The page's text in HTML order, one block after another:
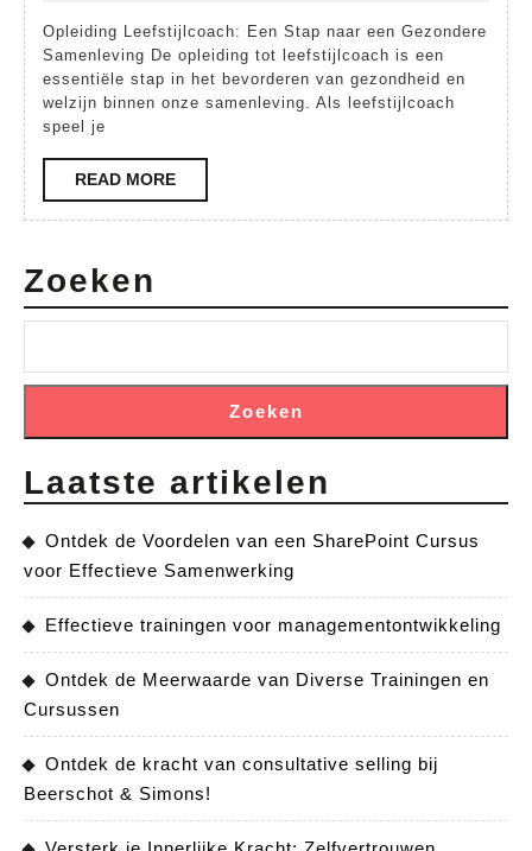
Opleiding Leefstijlcoach: Een Stap naar een Gezondere
Samenleving De opleiding tot leefstijlcoach is een
essentiële stap in het bevorderen van gezondheid en
welzijn binnen onze samenleving. Als leefstijlcoach
speel je
READ MOREREAD
MORE
Zoeken
Zoeken
Laatste artikelen
Ontdek de Voordelen van een SharePoint Cursus
voor Effectieve Samenwerking
Effectieve trainingen voor managementontwikkeling
Ontdek de Meerwaarde van Diverse Trainingen en
Cursussen
Ontdek de kracht van consultative selling bij
Beerschot & Simons!